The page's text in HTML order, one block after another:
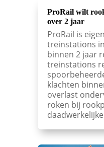
ProRail wilt
over 2 jaar
ProRail is
treinstations
binnen 2 jaar
treinstations
klachten
overlast
roken bij